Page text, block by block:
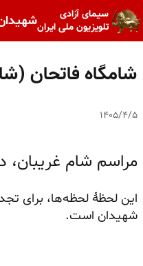
سیمای آزادی
تلویزیون ملی ایران
شامگاه فاتحان
۱۴۰۵/۴/۵
مراسم شام غریبان،
این لحظهٔ لحظه‌ها، برای
شهیدان است.